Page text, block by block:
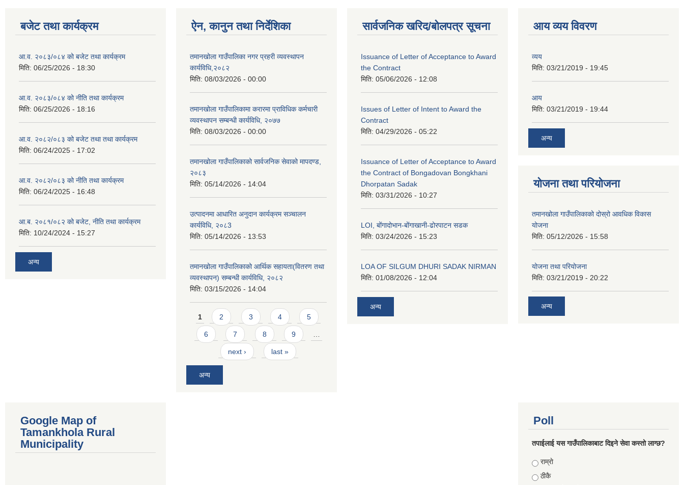
बजेट तथा कार्यक्रम
आ.व. २०८३/०८४ को बजेट तथा कार्यक्रम
मिति: 06/25/2026 - 18:30
आ.व. २०८३/०८४ को नीति तथा कार्यक्रम
मिति: 06/25/2026 - 18:16
आ.व. २०८२/०८३ को बजेट तथा तथा कार्यक्रम
मिति: 06/24/2025 - 17:02
आ.व. २०८२/०८३ को नीति तथा कार्यक्रम
मिति: 06/24/2025 - 16:48
आ.ब. २०८१/०८२ को बजेट, नीति तथा कार्यक्रम
मिति: 10/24/2024 - 15:27
अन्य
ऐन, कानुन तथा निर्देशिका
तमानखोला गाउँपालिका नगर प्रहरी व्यवस्थापन
कार्यविधि,२०८२
मिति: 08/03/2026 - 00:00
तमानखोला गाउँपालिकामा करारमा प्राविधिक कर्मचारी
व्यवस्थापन सम्बन्धी कार्यविधि, २०७७
मिति: 08/03/2026 - 00:00
तमानखोला गाउँपालिकाको सार्वजनिक सेवाको मापदण्ड,
२०८३
मिति: 05/14/2026 - 14:04
उत्पादनमा आधारित अनुदान कार्यक्रम सञ्चालन
कार्यविधि, २०८3
मिति: 05/14/2026 - 13:53
तमानखोला गाउँपालिकाको आर्थिक सहायता(वितरण तथा
व्यवस्थापन) सम्बन्धी कार्यविधि, २०८२
मिति: 03/15/2026 - 14:04
Pages
1 2 3 4 5
6 7 8 9
next › last »
अन्य
सार्वजनिक खरिद/बोलपत्र सूचना
Issuance of Letter of Acceptance to Award
the Contract
मिति: 05/06/2026 - 12:08
Issues of Letter of Intent to Award the
Contract
मिति: 04/29/2026 - 05:22
Issuance of Letter of Acceptance to Award
the Contract of Bongadovan Bongkhani
Dhorpatan Sadak
मिति: 03/31/2026 - 10:27
LOI, बोंगादोभान-बोंगाखानी-ढोरपाटन सडक
मिति: 03/24/2026 - 15:23
LOA OF SILGUM DHURI SADAK NIRMAN
मिति: 01/08/2026 - 12:04
अन्य
आय व्यय विवरण
व्यय
मिति: 03/21/2019 - 19:45
आय
मिति: 03/21/2019 - 19:44
अन्य
योजना तथा परियोजना
तमानखोला गाउँपालिकाको दोस्रो आवधिक विकास
योजना
मिति: 05/12/2026 - 15:58
योजना तथा परियोजना
मिति: 03/21/2019 - 20:22
अन्य
Google Map of
Tamankhola Rural
Municipality
Poll
तपाईलाई यस गाउँपालिकाबाट दिइने सेवा कस्तो लाग्छ?
Choices
राम्राे
ठीकै